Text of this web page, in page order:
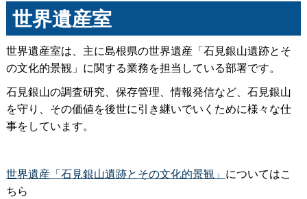
世界遺産室
世界遺産室は、主に島根県の世界遺産「石見銀山遺跡とそ
の文化的景観」に関する業務を担当している部署です。
石見銀山の調査研究、保存管理、情報発信など、石見銀山
を守り、その価値を後世に引き継いでいくために様々な仕
事をしています。
世界遺産「石見銀山遺跡とその文化的景観」 についてはこ
ちら